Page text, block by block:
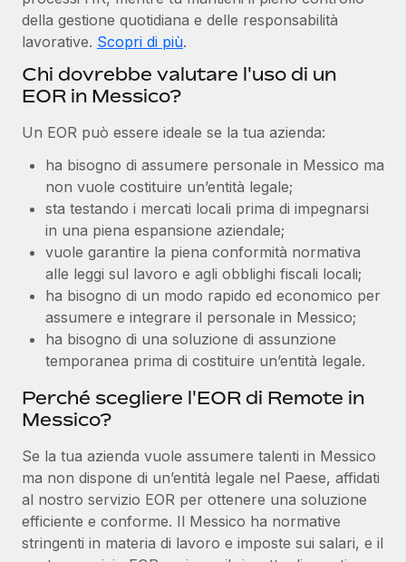
della gestione quotidiana e delle responsabilità
lavorative. Scopri di più.
Chi dovrebbe valutare l'uso di un
EOR in Messico?
Un EOR può essere ideale se la tua azienda:
ha bisogno di assumere personale in Messico ma
non vuole costituire un’entità legale;
sta testando i mercati locali prima di impegnarsi
in una piena espansione aziendale;
vuole garantire la piena conformità normativa
alle leggi sul lavoro e agli obblighi fiscali locali;
ha bisogno di un modo rapido ed economico per
assumere e integrare il personale in Messico;
ha bisogno di una soluzione di assunzione
temporanea prima di costituire un’entità legale.
Perché scegliere l'EOR di Remote in
Messico?
Se la tua azienda vuole assumere talenti in Messico
ma non dispone di un’entità legale nel Paese, affidati
al nostro servizio EOR per ottenere una soluzione
efficiente e conforme. Il Messico ha normative
stringenti in materia di lavoro e imposte sui salari, e il